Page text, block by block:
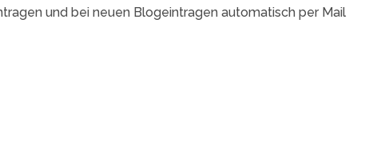
und bei neuen Blogeintragen automatisch per Mail